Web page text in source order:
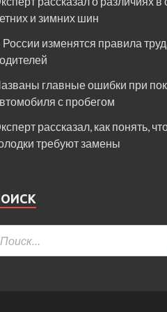
и зимних шин
России изменятся правила
главные ошибки при
с пробегом
рассказал, как понять,
требуют замены